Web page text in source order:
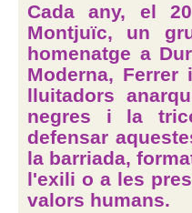
Cada any, el
Montjuïc, un
homenatge a
Moderna,
lluitadors
negres i la
defensar
la barriada,
l'exili o a les
valors humans.